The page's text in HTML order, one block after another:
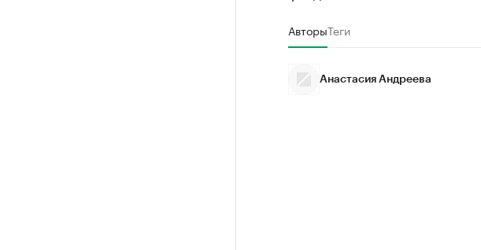
АвторыТеги
Анастасия Андреева